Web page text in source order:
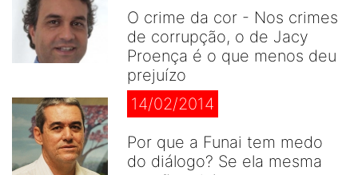
O crime da cor - Nos crimes
de corrupção, o de Jacy
Proença é o que menos deu
prejuízo
14/02/2014
Por que a Funai tem medo
do diálogo? Se ela mesma